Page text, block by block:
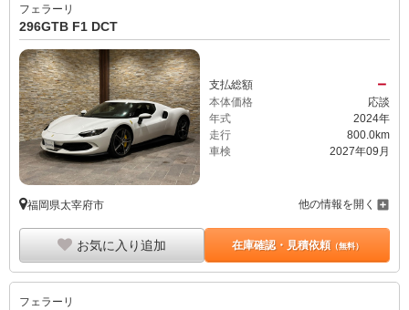
フェラーリ
296GTB F1 DCT
支払総額 －
本体価格
応談
年式
2024年
走行
800.0km
車検
2027年09月
福岡県太宰府市 他の情報を開く
お気に入り追加 在庫確認・見積依頼（無料）
フェラーリ